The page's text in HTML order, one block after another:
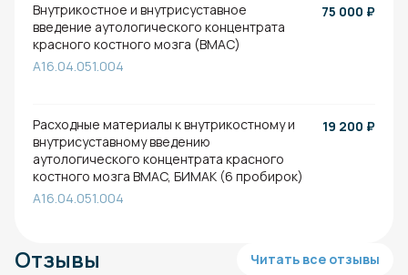
Внутрикостное и внутрисуставное
введение аутологического концентрата
красного костного мозга (BMAC)
A16.04.051.004
75 000 ₽
Расходные материалы к внутрикостному и
внутрисуставному введению
аутологического концентрата красного
костного мозга BMAC, БИМАК (6 пробирок)
A16.04.051.004
19 200 ₽
Отзывы Читать все отзывы